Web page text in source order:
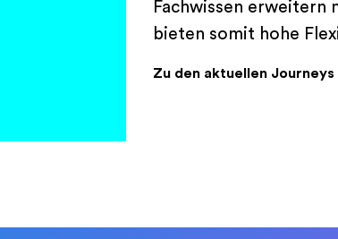
Fachwissen erweitern
bieten somit hohe
Zu den aktuellen Journeys